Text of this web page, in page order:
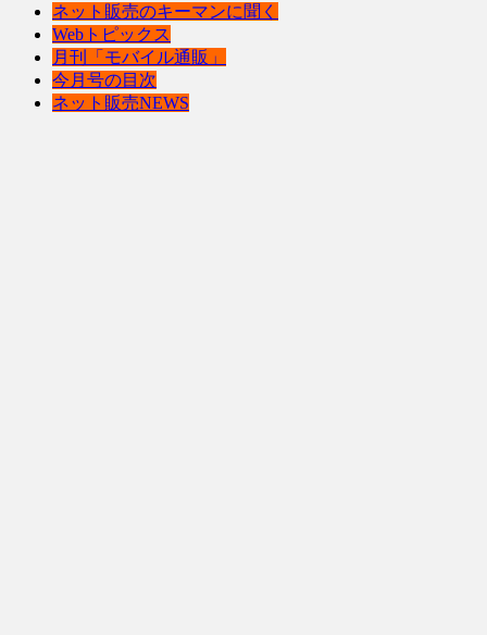
ネット販売のキーマンに聞く
Webトピックス
月刊「モバイル通販」
今月号の目次
ネット販売NEWS